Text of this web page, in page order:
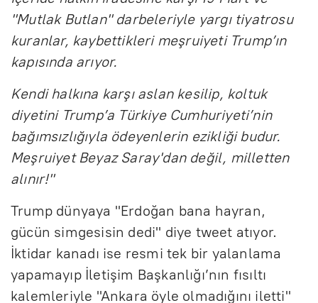
"Mutlak Butlan" darbeleriyle yargı tiyatrosu
kuranlar, kaybettikleri meşruiyeti Trump’ın
kapısında arıyor.
Kendi halkına karşı aslan kesilip, koltuk
diyetini Trump’a Türkiye Cumhuriyeti’nin
bağımsızlığıyla ödeyenlerin ezikliği budur.
Meşruiyet Beyaz Saray'dan değil, milletten
alınır!"
Trump dünyaya "Erdoğan bana hayran,
gücün simgesisin dedi" diye tweet atıyor.
İktidar kanadı ise resmi tek bir yalanlama
yapamayıp İletişim Başkanlığı’nın fısıltı
kalemleriyle "Ankara öyle olmadığını iletti"